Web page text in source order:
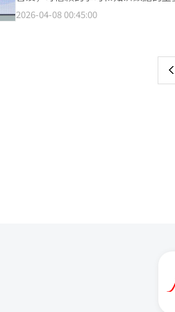
寓价格快速上涨，导致以现有分配
提高了50%以上，改善了独立音乐
旨在通过发掘独立艺术家和连接演
运营以爵士音乐家为中心的“爵士
艺术家间的交流。Kakao娱乐不仅
京畿道城南市的Naver 1784大楼举
融、经济等实用信息以及小学至高
立大规模的学习和知识内容基础。
平台上通过视频探索多样的知识内
2026-04-08 00:45:00
上